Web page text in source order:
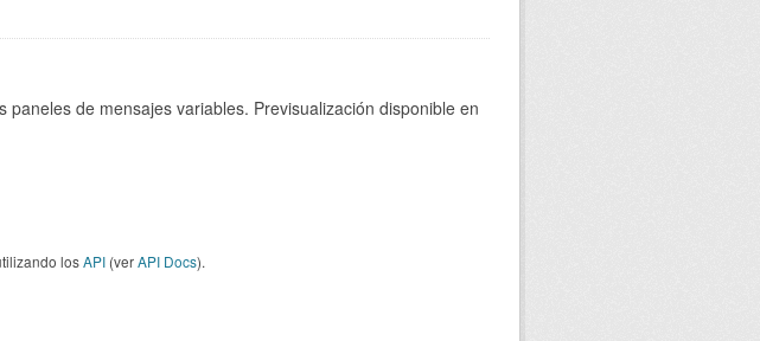
paneles de mensajes variables. Previsualización disponible en
losAPI (verAPI Docs).